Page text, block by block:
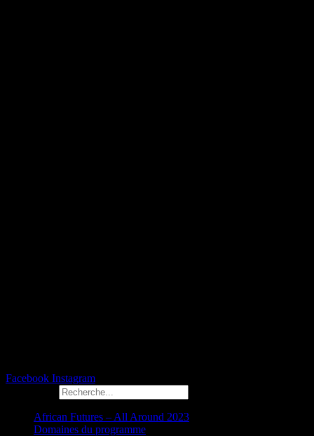
Facebook Instagram
African Futures – All Around 2023
Domaines du programme